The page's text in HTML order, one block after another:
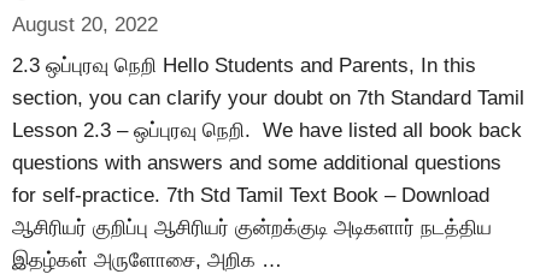
August 20, 2022
2.3 ஒப்புரவு நெறி Hello Students and Parents, In this
section, you can clarify your doubt on 7th Standard Tamil
Lesson 2.3 – ஒப்புரவு நெறி. We have listed all book back
questions with answers and some additional questions
for self-practice. 7th Std Tamil Text Book – Download
ஆசிரியர் குறிப்பு ஆசிரியர் குன்றக்குடி அடிகளார் நடத்திய
இதழ்கள் அருளோசை, அறிக …